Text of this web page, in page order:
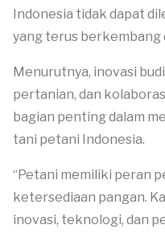
Indonesia tidak dapat
yang terus berkembang
Menurutnya, inovasi
pertanian, dan
bagian penting dalam
tani petani Indonesia.
“Petani memiliki peran
ketersediaan pangan.
inovasi, teknologi, dan